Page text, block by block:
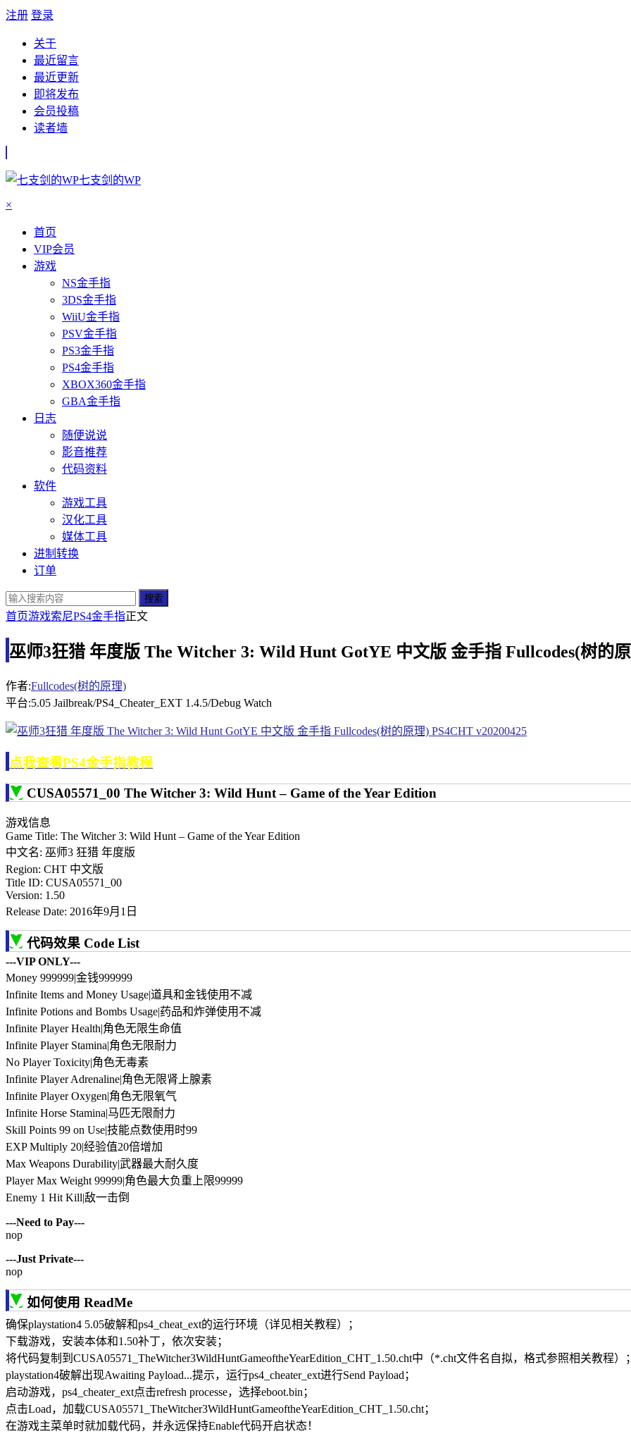
注册 登录
关于
最近留言
最近更新
即将发布
会员投稿
读者墙
七支剑的WP
×
首页
VIP会员
游戏
NS金手指
3DS金手指
WiiU金手指
PSV金手指
PS3金手指
PS4金手指
XBOX360金手指
GBA金手指
日志
随便说说
影音推荐
代码资料
软件
游戏工具
汉化工具
媒体工具
进制转换
订单
搜索
首页游戏索尼PS4金手指正文
巫师3狂猎 年度版 The Witcher 3: Wild Hunt GotYE 中文版 金手指 Fullcodes(树的原
作者:Fullcodes(树的原理)
平台:5.05 Jailbreak/PS4_Cheater_EXT 1.4.5/Debug Watch
点我查看PS4金手指教程
CUSA05571_00 The Witcher 3: Wild Hunt – Game of the Year Edition
游戏信息
Game Title: The Witcher 3: Wild Hunt – Game of the Year Edition
中文名: 巫师3 狂猎 年度版
Region: CHT 中文版
Title ID: CUSA05571_00
Version: 1.50
Release Date: 2016年9月1日
代码效果 Code List
---VIP ONLY---
Money 999999|金钱999999
Infinite Items and Money Usage|道具和金钱使用不减
Infinite Potions and Bombs Usage|药品和炸弹使用不减
Infinite Player Health|角色无限生命值
Infinite Player Stamina|角色无限耐力
No Player Toxicity|角色无毒素
Infinite Player Adrenaline|角色无限肾上腺素
Infinite Player Oxygen|角色无限氧气
Infinite Horse Stamina|马匹无限耐力
Skill Points 99 on Use|技能点数使用时99
EXP Multiply 20|经验值20倍增加
Max Weapons Durability|武器最大耐久度
Player Max Weight 99999|角色最大负重上限99999
Enemy 1 Hit Kill|敌一击倒
---Need to Pay---
nop
---Just Private---
nop
如何使用 ReadMe
确保playstation4 5.05破解和ps4_cheat_ext的运行环境（详见相关教程）；
下载游戏，安装本体和1.50补丁，依次安装；
将代码复制到CUSA05571_TheWitcher3WildHuntGameoftheYearEdition_CHT_1.50.cht中（*.cht文件名自拟，格式参照相关教程）；
playstation4破解出现Awaiting Payload...提示，运行ps4_cheater_ext进行Send Payload；
启动游戏，ps4_cheater_ext点击refresh processe，选择eboot.bin；
点击Load，加载CUSA05571_TheWitcher3WildHuntGameoftheYearEdition_CHT_1.50.cht；
在游戏主菜单时就加载代码，并永远保持Enable代码开启状态！